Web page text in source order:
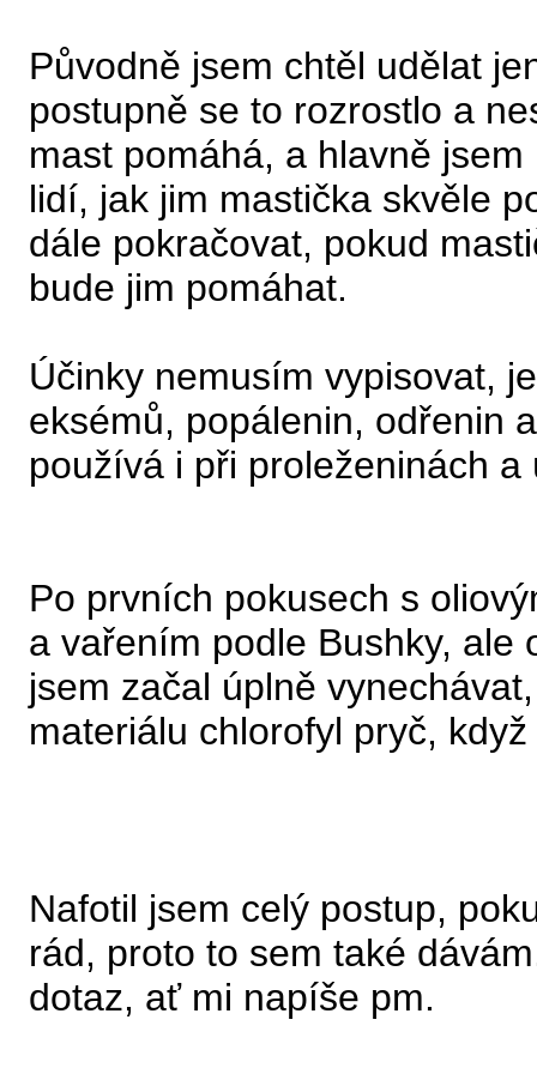
Původně jsem chtěl udělat
postupně se to rozrostlo a
mast pomáhá, a hlavně
lidí, jak jim mastička skvěle
dále pokračovat, pokud
bude jim pomáhat.
Účinky nemusím vypisovat,
eksémů, popálenin, odřenin
používá i při proleženinách
Po prvních pokusech s
a vařením podle Bushky, ale
jsem začal úplně
materiálu chlorofyl pryč,
Nafotil jsem celý postup,
rád, proto to sem také
dotaz, ať mi napíše pm.